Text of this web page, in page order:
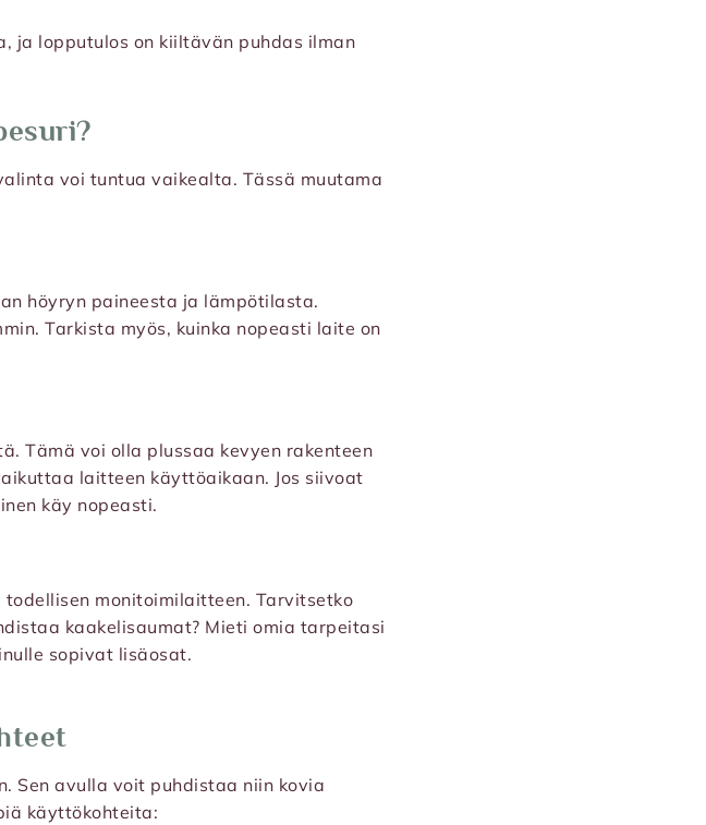
ja lopputulos on kiiltävän puhdas ilman
voi tuntua vaikealta. Tässä muutama
höyryn paineesta ja lämpötilasta.
Tarkista myös, kuinka nopeasti laite on
Tämä voi olla plussaa kevyen rakenteen
laitteen käyttöaikaan. Jos siivoat
käy nopeasti.
monitoimilaitteen. Tarvitsetko
kaakelisaumat? Mieti omia tarpeitasi
sopivat lisäosat.
Sen avulla voit puhdistaa niin kovia
käyttökohteita: